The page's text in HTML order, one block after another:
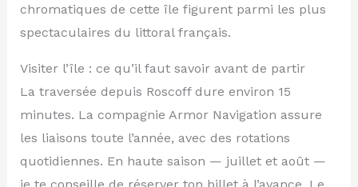
chromatiques de cette île figurent parmi les plus
spectaculaires du littoral français.
Visiter l’île : ce qu’il faut savoir avant de partir
La traversée depuis Roscoff dure environ 15
minutes. La compagnie Armor Navigation assure
les liaisons toute l’année, avec des rotations
quotidiennes. En haute saison — juillet et août —
je te conseille de réserver ton billet à l’avance. Le